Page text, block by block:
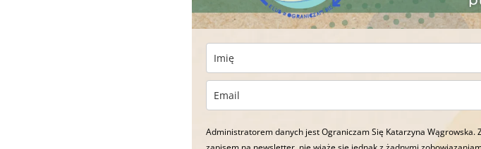
Administratorem danych jest Ograniczam Się Katarzyna